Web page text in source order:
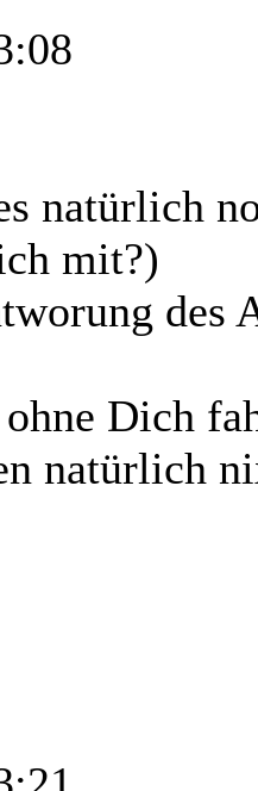
natürlich
mit?)
des
Dich
natürlich